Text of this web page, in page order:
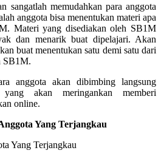
sangatlah memudahkan para anggota
anggota bisa menentukan materi apa
Materi yang disediakan oleh SB1M
dan menarik buat dipelajari. Akan
buat menentukan satu demi satu dari
SB1M.
anggota akan dibimbing langsung
akan meringankan memberi
online.
Yang Terjangkau